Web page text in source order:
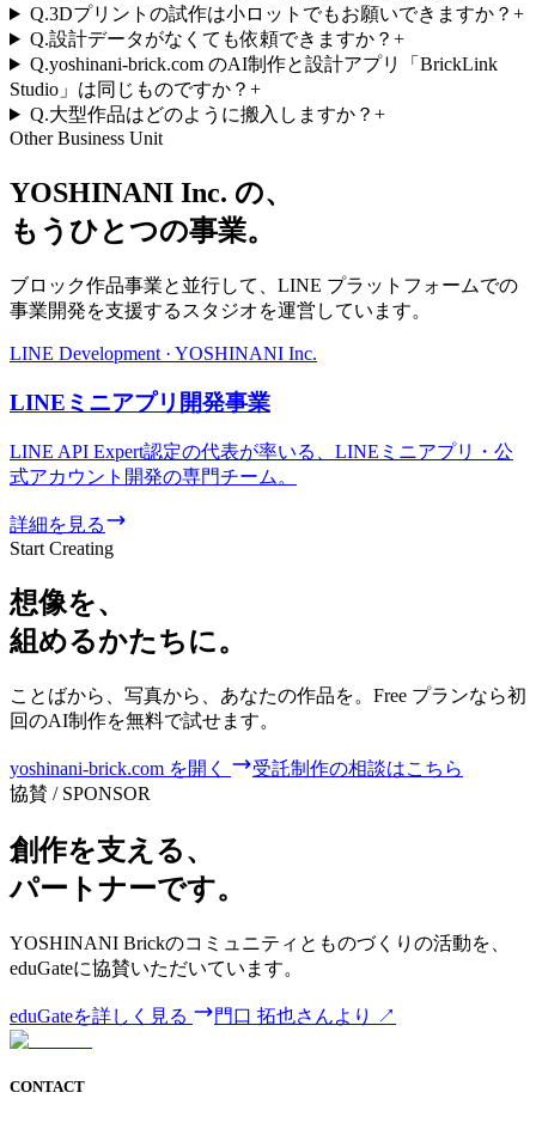
Q.3Dプリントの試作は小ロットでもお願いできますか？ +
Q.設計データがなくても依頼できますか？ +
Q.yoshinani-brick.com のAI制作と設計アプリ「BrickLink
Studio」は同じものですか？ +
Q.大型作品はどのように搬入しますか？ +
Other Business Unit
YOSHINANI Inc. の、
もうひとつの事業。
ブロック作品事業と並行して、LINE プラットフォームでの
事業開発を支援するスタジオを運営しています。
LINE Development · YOSHINANI Inc.
LINEミニアプリ開発事業
LINE API Expert認定の代表が率いる、LINEミニアプリ・公
式アカウント開発の専門チーム。
詳細を見る
Start Creating
想像を、
組めるかたちに。
ことばから、写真から、あなたの作品を。Free プランなら初
回のAI制作を無料で試せます。
yoshinani-brick.com を開く
受託制作の相談はこちら
協賛 / SPONSOR
創作を支える、
パートナーです。
YOSHINANI Brickのコミュニティとものづくりの活動を、
eduGateに協賛いただいています。
eduGateを詳しく見る 門口 拓也さんより ↗
CONTACT